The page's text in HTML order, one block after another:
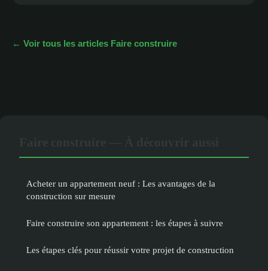
← Voir tous les articles Faire construire
Acheter un appartement neuf : Les avantages de la
construction sur mesure
Faire construire son appartement : les étapes à suivre
Les étapes clés pour réussir votre projet de construction